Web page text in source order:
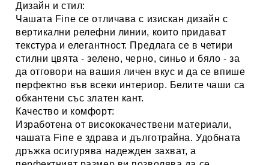
Дизайн и стил:
Чашата Fine се отличава с изискан дизайн с
вертикални релефни линии, които придават
текстура и елегантност. Предлага се в четири
стилни цвята -зелено, черно, синьо и бяло - за
да отговори на вашия личен вкус и да се впише
перфектно във всеки интериор. Белите чаши са
обкантени със златен кант.
Качество и комфорт:
Изработена от висококачествени материали,
чашата Fine е здрава и дълготрайна. Удобната
дръжка осигурява надежден захват, а